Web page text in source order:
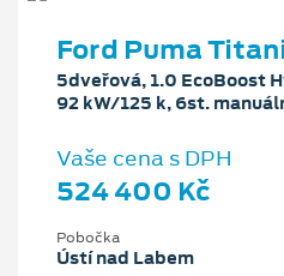
Ford Puma
5dveřová, 1.0 EcoBoost
92 kW/125 k, 6st.
Vaše cena s DPH
524 400 Kč
Pobočka
Ústí nad Labem